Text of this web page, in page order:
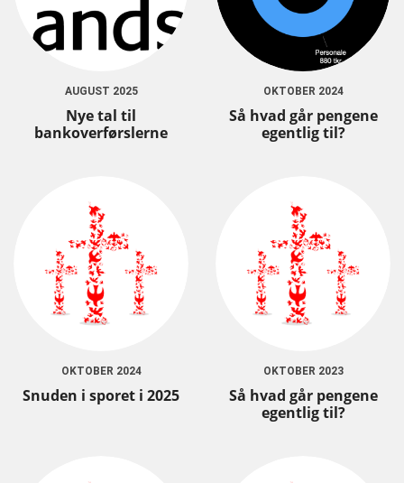
AUGUST 2025
Nye tal til
bankoverførslerne
OKTOBER 2024
Så hvad går pengene
egentlig til?
OKTOBER 2024
Snuden i sporet i 2025
OKTOBER 2023
Så hvad går pengene
egentlig til?